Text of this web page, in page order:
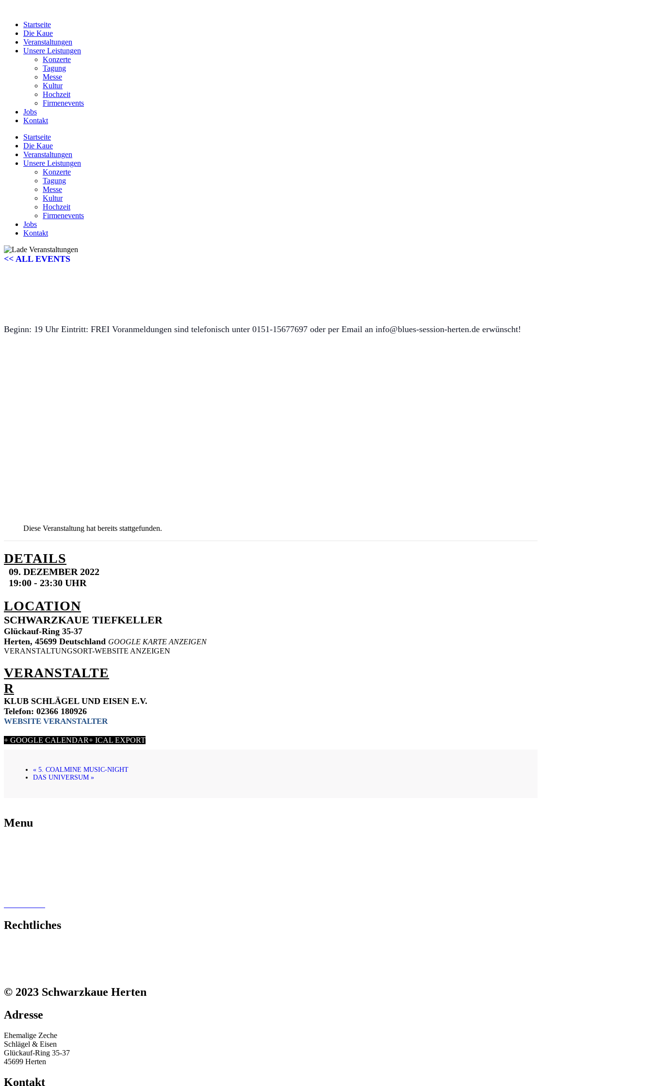
wechselnStartseite
Die Kaue
Veranstaltungen
Unsere Leistungen
Konzerte
Tagung
Messe
Kultur
Hochzeit
Firmenevents
Jobs
Kontakt
Startseite
Die Kaue
Veranstaltungen
Unsere Leistungen
Konzerte
Tagung
Messe
Kultur
Hochzeit
Firmenevents
Jobs
Kontakt
<< ALL EVENTS
Beginn: 19 Uhr Eintritt: FREI Voranmeldungen sind telefonisch unter 0151-15677697 oder per Email an info@blues-session-herten.de erwünscht!
Diese Veranstaltung hat bereits stattgefunden.
DETAILS
09. DEZEMBER 2022
19:00 - 23:30 UHR
LOCATION
SCHWARZKAUE TIEFKELLER
Glückauf-Ring 35-37
Herten, 45699 Deutschland GOOGLE KARTE ANZEIGEN
VERANSTALTUNGSORT-WEBSITE ANZEIGEN
VERANSTALTE
R
KLUB SCHLÄGEL UND EISEN E.V.
Telefon: 02366 180926
WEBSITE VERANSTALTER
+ GOOGLE CALENDAR+ ICAL EXPORT
« 5. COALMINE MUSIC-NIGHT
DAS UNIVERSUM »
Menu
Rechtliches
© 2023 Schwarzkaue Herten
Adresse
Ehemalige Zeche
Schlägel & Eisen
Glückauf-Ring 35-37
45699 Herten
Kontakt